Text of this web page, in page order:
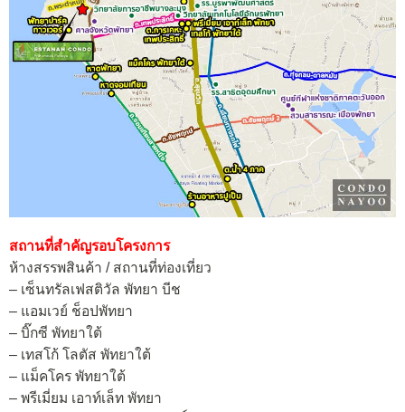
สถานที่สำคัญรอบโครงการ
ห้างสรรพสินค้า / สถานที่ท่องเที่ยว
– เซ็นทรัลเฟสติวัล พัทยา บีช
– แอมเวย์ ช็อปพัทยา
– บิ๊กซี พัทยาใต้
– เทสโก้ โลตัส พัทยาใต้
– แม็คโคร พัทยาใต้
– พรีเมี่ยม เอาท์เล็ท พัทยา